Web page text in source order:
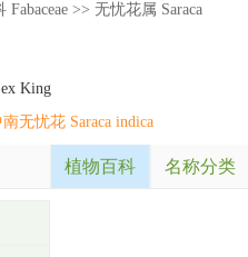
Fabaceae >> 无忧花属 Saraca
King
无忧花 Saraca indica
植物百科 名称分类